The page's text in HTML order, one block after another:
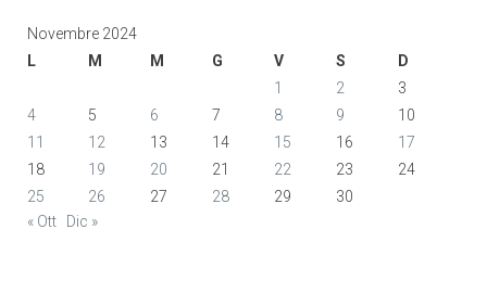
Novembre 2024
L
M M G V S
D
1
2
3
4
5 6 7 8 9
10
11
12 13 14 15 16
17
18
19 20 21 22 23
24
25
26 27 28 29
30
« Ott
Dic »